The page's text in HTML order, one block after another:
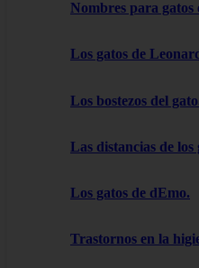
Nombres para gatos
Los gatos de
Los bostezos del
Las distancias de los
Los gatos de dEmo.
Trastornos en la